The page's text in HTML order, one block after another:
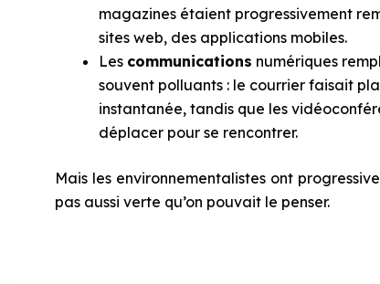
magazines étaient progressivement
sites web, des applications mobiles.
Les communications numériques
souvent polluants : le courrier faisait
instantanée, tandis que les
déplacer pour se rencontrer.
Mais les environnementalistes ont
pas aussi verte qu’on pouvait le penser.